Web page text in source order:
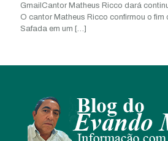
GmailCantor Matheus Ricco dará
O cantor Matheus Ricco confirmou o
Safada em um […]